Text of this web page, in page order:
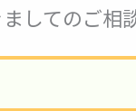
してのご相